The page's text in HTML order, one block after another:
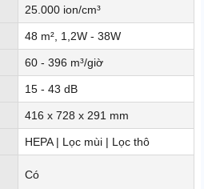
25.000 ion/cm³
48 m², 1,2W - 38W
60 - 396 m³/giờ
15 - 43 dB
416 x 728 x 291 mm
HEPA | Lọc mùi | Lọc thô
Có